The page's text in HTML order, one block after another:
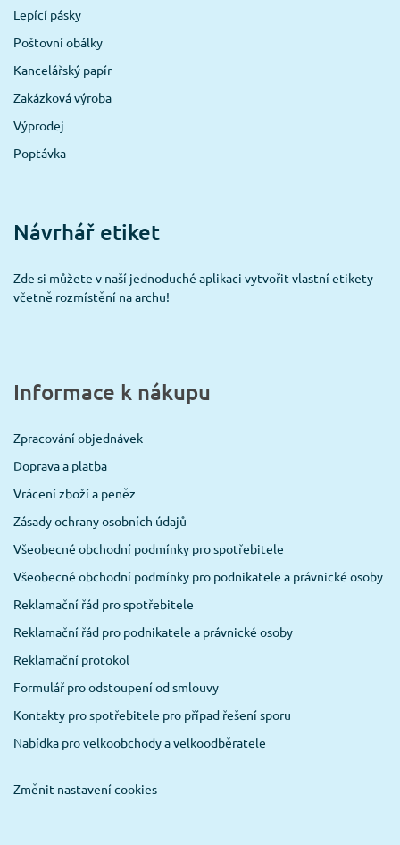
Lepící pásky
Poštovní obálky
Kancelářský papír
Zakázková výroba
Výprodej
Poptávka
Návrhář etiket
Zde si můžete v naší jednoduché aplikaci vytvořit vlastní etikety
včetně rozmístění na archu!
Informace k nákupu
Zpracování objednávek
Doprava a platba
Vrácení zboží a peněz
Zásady ochrany osobních údajů
Všeobecné obchodní podmínky pro spotřebitele
Všeobecné obchodní podmínky pro podnikatele a právnické osoby
Reklamační řád pro spotřebitele
Reklamační řád pro podnikatele a právnické osoby
Reklamační protokol
Formulář pro odstoupení od smlouvy
Kontakty pro spotřebitele pro případ řešení sporu
Nabídka pro velkoobchody a velkoodběratele
Změnit nastavení cookies